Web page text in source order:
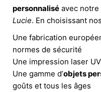
personnalisé avec notre
Lucie. En choisissant
Une fabrication
normes de sécurité
Une impression laser
Une gamme d’objets
goûts et tous les âges